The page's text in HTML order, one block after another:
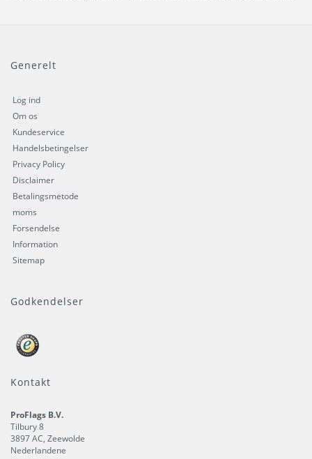
Generelt
Log ind
Om os
Kundeservice
Handelsbetingelser
Privacy Policy
Disclaimer
Betalingsmetode
moms
Forsendelse
Information
Sitemap
Godkendelser
Kontakt
ProFlags B.V.
Tilbury 8
3897 AC, Zeewolde
Nederlandene